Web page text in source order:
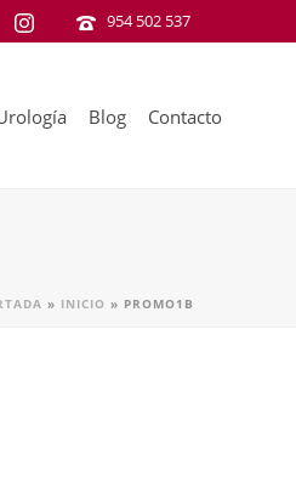
954 502 537
Blog Contacto
» INICIO » PROMO1B